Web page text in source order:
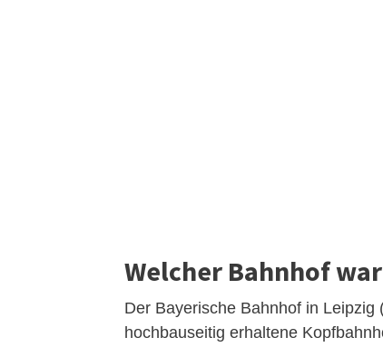
Welcher Bahnhof
Der Bayerische Bahnhof in
hochbauseitig erhaltene